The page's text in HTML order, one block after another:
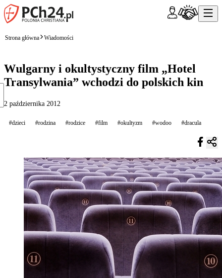
Strona główna Wiadomości
Wulgarny i okultystyczny film „Hotel
Transylwania” wchodzi do polskich kin
2 października 2012
#dzieci #rodzina #rodzice #film #okultyzm #wodoo #dracula